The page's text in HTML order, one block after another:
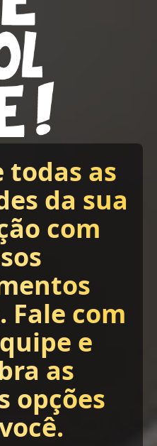
todas as
da sua
com
Fale com
e
as
opções